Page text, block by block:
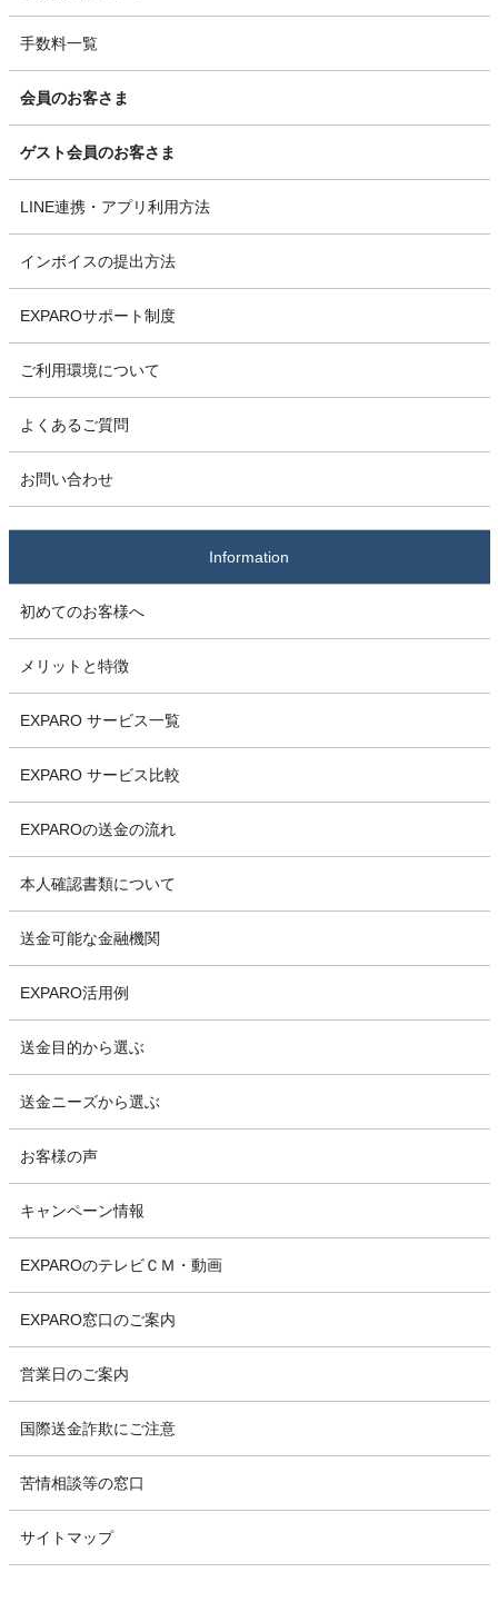
手数料一覧
会員のお客さま
ゲスト会員のお客さま
LINE連携・アプリ利用方法
インボイスの提出方法
EXPAROサポート制度
ご利用環境について
よくあるご質問
お問い合わせ
Information
初めてのお客様へ
メリットと特徴
EXPARO サービス一覧
EXPARO サービス比較
EXPAROの送金の流れ
本人確認書類について
送金可能な金融機関
EXPARO活用例
送金目的から選ぶ
送金ニーズから選ぶ
お客様の声
キャンペーン情報
EXPAROのテレビＣＭ・動画
EXPARO窓口のご案内
営業日のご案内
国際送金詐欺にご注意
苦情相談等の窓口
サイトマップ